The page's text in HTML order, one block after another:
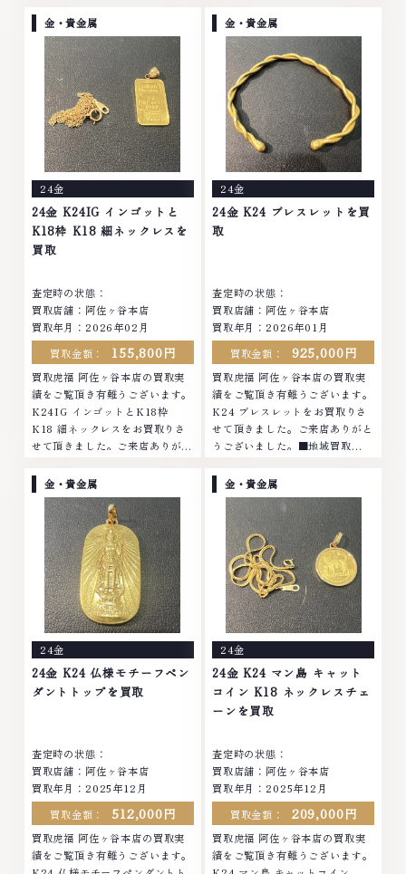
モンド ブランド品 ブランド衣類
お酒買取りのことなら、お任せく
ださいなかでも金・プラチナ等の
アクセサリー・貴金属・宝石・ダ
イヤモンド・ジュエリーや ブラ
ンド品・時計等は特に自信を持っ
て、高額査定を実現しておりま
す。 古くて使わなくなってしま
ったアクセサリー、動かなくなっ
てしまった腕時計、多くのお品物
の高価買取りを実現しており、他
店ではお値段の付かなかったお品
物でも、一点一点丁寧に無料で査
定します。お気軽にご連絡くださ
い。TEL: 0120-959-764営業
無休
モンド ブランド品 ブランド衣類
お酒買取りのことなら、お任せく
ださいなかでも金・プラチナ等の
アクセサリー・貴金属・宝石・ダ
イヤモンド・ジュエリーや ブラ
ンド品・時計等は特に自信を持っ
て、高額査定を実現しておりま
す。 古くて使わなくなってしま
ったアクセサリー、動かなくなっ
てしまった腕時計、多くのお品物
の高価買取りを実現しており、他
店ではお値段の付かなかったお品
物でも、一点一点丁寧に無料で査
無休
金・貴金属
24金
24金 K24IG インゴットと
K18枠 K18 細ネックレスを
買取
査定時の状態：
買取店舗：阿佐ヶ谷本店
買取年月：2026年02月
買取金額：
155,800円
買取虎福 阿佐ヶ谷本店の買取実
績をご覧頂き有難うございます。
K24IG インゴットとK18枠
K18 細ネックレスをお買取りさ
せて頂きました。ご来店ありがと
No.1へ挑戦金 プラチナ ダイヤモ
ンド ブランド品 ブランド衣類 お
酒買取りのことなら、お任せくだ
さいなかでも金・プラチナ等のア
クセサリー・貴金属・宝石・ダイ
ヤモンド・ジュエリーや ブラン
ド品・時計等は特に自信を持っ
て、高額査定を実現しておりま
す。 古くて使わなくなってしま
ったアクセサリー、動かなくなっ
てしまった腕時計、多くのお品物
の高価買取りを実現しており、他
店ではお値段の付かなかったお品
時間: 10:00～19:00定休日: 年中
無休
金・貴金属
24金
24金 K24 ブレスレットを買
取
査定時の状態：
買取店舗：阿佐ヶ谷本店
買取年月：2026年01月
買取金額：
925,000円
買取虎福 阿佐ヶ谷本店の買取実
績をご覧頂き有難うございます。
K24 ブレスレットをお買取りさ
せて頂きました。ご来店ありがと
うございました。■地域買取
ンド ブランド品 ブランド衣類 お
酒買取りのことなら、お任せくだ
さいなかでも金・プラチナ等のア
クセサリー・貴金属・宝石・ダイ
ヤモンド・ジュエリーや ブラン
ド品・時計等は特に自信を持っ
て、高額査定を実現しておりま
す。 古くて使わなくなってしま
ったアクセサリー、動かなくなっ
てしまった腕時計、多くのお品物
の高価買取りを実現しており、他
店ではお値段の付かなかったお品
物でも、一点一点丁寧に無料で査
定します。お気軽にご連絡くださ
い。TEL: 0120-959-764営業
無休
金・貴金属
24金
24金 K24 仏様モチーフペン
ダントトップを買取
査定時の状態：
買取店舗：阿佐ヶ谷本店
買取年月：2025年12月
買取金額：
512,000円
買取虎福 阿佐ヶ谷本店の買取実
績をご覧頂き有難うございます。
金・貴金属
24金
24金 K24 マン島 キャット
コイン K18 ネックレスチェ
ーンを買取
査定時の状態：
買取店舗：阿佐ヶ谷本店
買取年月：2025年12月
買取金額：
209,000円
買取虎福 阿佐ヶ谷本店の買取実
績をご覧頂き有難うございます。